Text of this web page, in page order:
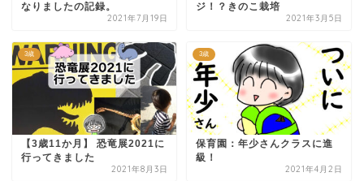
なりましたの記録。
2021年7月19日
ジ！？きのこ栽培
2021年3月5日
3歳
【3歳11か月】 恐竜展2021に
行ってきました
2021年8月3日
3歳
保育園：年少さんクラスに進
級！
2021年4月2日